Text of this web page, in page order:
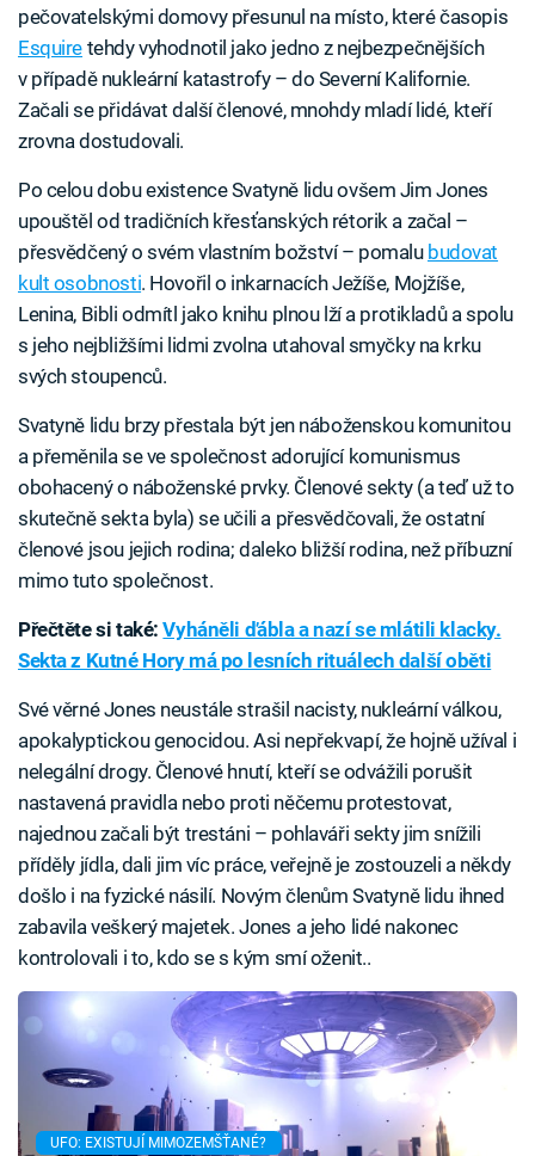
pečovatelskými domovy přesunul na místo, které časopis
Esquire tehdy vyhodnotil jako jedno z nejbezpečnějších
v případě nukleární katastrofy – do Severní Kalifornie.
Začali se přidávat další členové, mnohdy mladí lidé, kteří
zrovna dostudovali.
Po celou dobu existence Svatyně lidu ovšem Jim Jones
upouštěl od tradičních křesťanských rétorik a začal –
přesvědčený o svém vlastním božství – pomalu budovat
kult osobnosti. Hovořil o inkarnacích Ježíše, Mojžíše,
Lenina, Bibli odmítl jako knihu plnou lží a protikladů a spolu
s jeho nejbližšími lidmi zvolna utahoval smyčky na krku
svých stoupenců.
Svatyně lidu brzy přestala být jen náboženskou komunitou
a přeměnila se ve společnost adorující komunismus
obohacený o náboženské prvky. Členové sekty (a teď už to
skutečně sekta byla) se učili a přesvědčovali, že ostatní
členové jsou jejich rodina; daleko bližší rodina, než příbuzní
mimo tuto společnost.
Přečtěte si také:Vyháněli ďábla a nazí se mlátili klacky.
Sekta z Kutné Hory má po lesních rituálech další oběti
Své věrné Jones neustále strašil nacisty, nukleární válkou,
apokalyptickou genocidou. Asi nepřekvapí, že hojně užíval i
nelegální drogy. Členové hnutí, kteří se odvážili porušit
nastavená pravidla nebo proti něčemu protestovat,
najednou začali být trestáni – pohlaváři sekty jim snížili
příděly jídla, dali jim víc práce, veřejně je zostouzeli a někdy
došlo i na fyzické násilí. Novým členům Svatyně lidu ihned
zabavila veškerý majetek. Jones a jeho lidé nakonec
kontrolovali i to, kdo se s kým smí oženit..
UFO: EXISTUJÍ MIMOZEMŠŤANÉ?